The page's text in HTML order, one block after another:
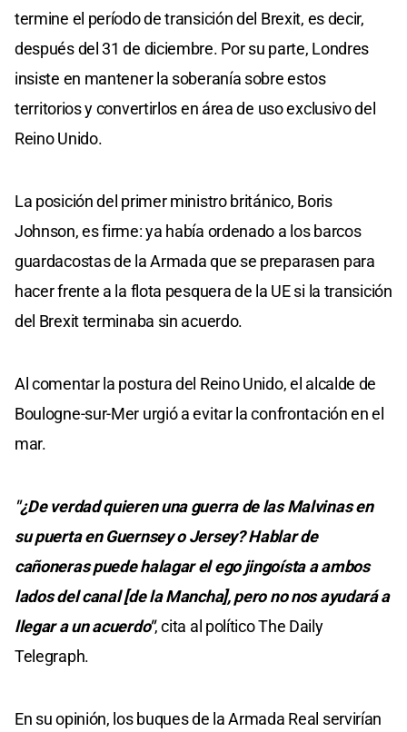
termine el período de transición del Brexit, es decir,
después del 31 de diciembre. Por su parte, Londres
insiste en mantener la soberanía sobre estos
territorios y convertirlos en área de uso exclusivo del
Reino Unido.
La posición del primer ministro británico, Boris
Johnson, es firme: ya había ordenado a los barcos
guardacostas de la Armada que se preparasen para
hacer frente a la flota pesquera de la UE si la transición
del Brexit terminaba sin acuerdo.
Al comentar la postura del Reino Unido, el alcalde de
Boulogne-sur-Mer urgió a evitar la confrontación en el
mar.
"¿De verdad quieren una guerra de las Malvinas en
su puerta en Guernsey o Jersey? Hablar de
cañoneras puede halagar el ego jingoísta a ambos
lados del canal [de la Mancha], pero no nos ayudará a
llegar a un acuerdo", cita al político The Daily
Telegraph.
En su opinión, los buques de la Armada Real servirían